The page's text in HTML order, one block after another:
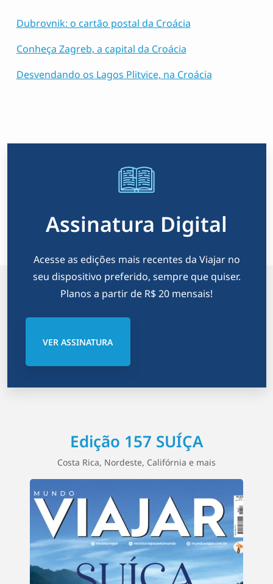
Dubrovnik: o cartão postal da Croácia
Conheça Zagreb, a capital da Croácia
Desvendando os Lagos Plitvice, na Croácia
Assinatura Digital
Acesse as edições mais recentes da Viajar no
seu dispositivo preferido, sempre que quiser.
Planos a partir de R$ 20 mensais!
VER ASSINATURA
Edição 157 SUÍÇA
Costa Rica, Nordeste, Califórnia e mais